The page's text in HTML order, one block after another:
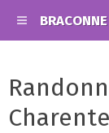
Charente